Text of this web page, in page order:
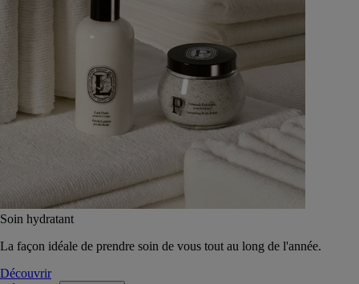
Soin hydratant
La façon idéale de prendre soin de vous tout au long de l'année.
Découvrir